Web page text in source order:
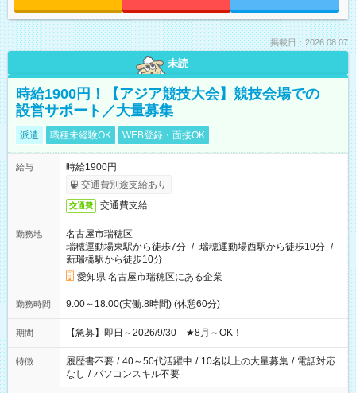
掲載日：2026.08.07
未読
時給1900円！【アジア競技大会】競技会場での
設営サポート／大量募集
派遣 職種未経験OK WEB登録・面接OK
給与
時給1900円
交通費別途支給あり
交通費 交通費支給
勤務地
名古屋市瑞穂区
瑞穂運動場東駅から徒歩7分 / 瑞穂運動場西駅から徒歩10分 /
新瑞橋駅から徒歩10分
愛知県 名古屋市瑞穂区にある企業
勤務時間 9:00～18:00(実働:8時間) (休憩60分)
期間 【急募】即日～2026/9/30 ★8月～OK！
特徴 履歴書不要 / 40～50代活躍中 / 10名以上の大量募集 / 電話対応
なし / パソコンスキル不要